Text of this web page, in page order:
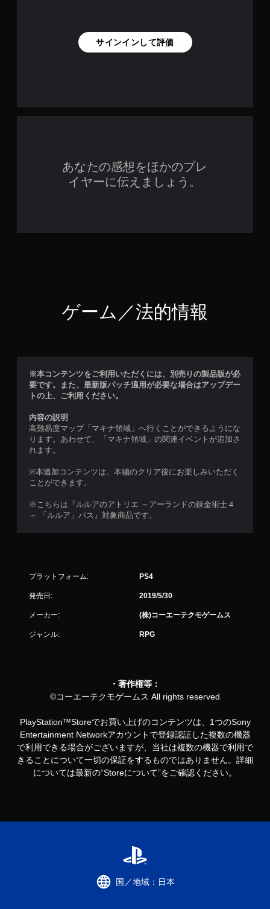
サインインして評価
あなたの感想をほかのプレ
イヤーに伝えましょう。
ゲーム／法的情報
※本コンテンツをご利用いただくには、別売りの製品版が必
要です。また、最新版パッチ適用が必要な場合はアップデー
トの上、ご利用ください。
内容の説明
高難易度マップ「マキナ領域」へ行くことができるようにな
ります。あわせて、「マキナ領域」の関連イベントが追加さ
れます。
※本追加コンテンツは、本編のクリア後にお楽しみいただく
ことができます。
※こちらは『ルルアのアトリエ ～アーランドの錬金術士４
～ 「ルルア」パス』対象商品です。
プラットフォーム: PS4
発売日: 2019/5/30
メーカー: (株)コーエーテクモゲームス
ジャンル: RPG
・著作権等：
©コーエーテクモゲームス All rights reserved
PlayStation™Storeでお買い上げのコンテンツは、1つのSony
Entertainment Networkアカウントで登録認証した複数の機器
で利用できる場合がございますが、当社は複数の機器で利用で
きることについて一切の保証をするものではありません。詳細
については最新の“Storeについて”をご確認ください。
国／地域：日本